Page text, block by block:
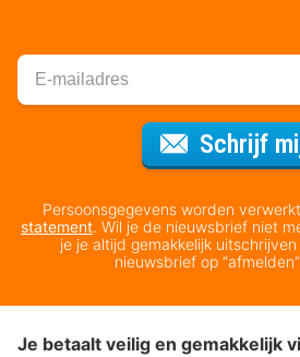
Schrijf
Persoonsgegevens worden
statement. Wil je de nieuwsbrief niet
je je altijd gemakkelijk
nieuwsbrief op
Je betaalt veilig en gemakkelijk